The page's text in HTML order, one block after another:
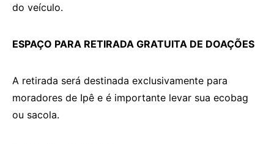
do veículo.
ESPAÇO PARA RETIRADA GRATUITA DE DOAÇÕES
A retirada será destinada exclusivamente para
moradores de Ipê e é importante levar sua ecobag
ou sacola.